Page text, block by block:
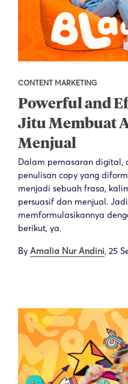
CONTENT MARKETING
Powerful and
Jitu Membuat
Menjual
Dalam pemasaran digital,
penulisan copy yang
menjadi sebuah frasa,
persuasif dan menjual.
memformulasikannya
berikut, ya.
By Amalia Nur Andini, 25